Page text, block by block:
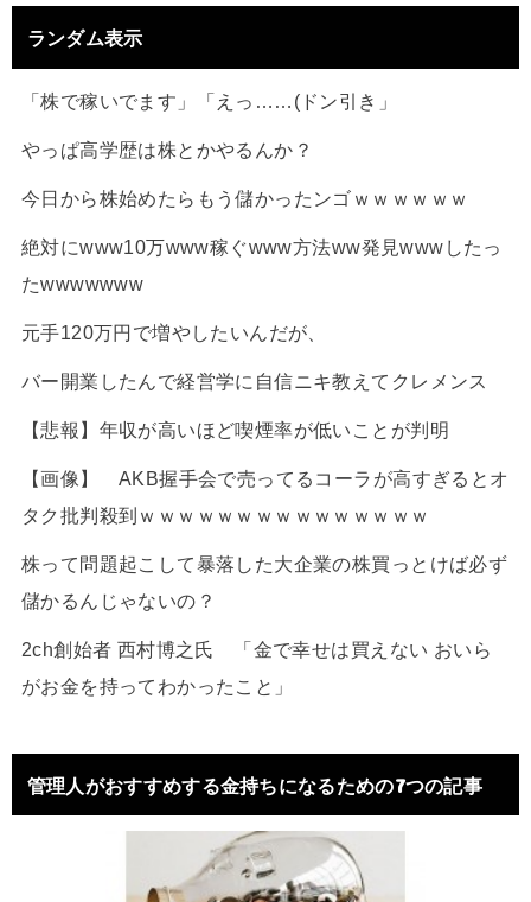
ランダム表示
「株で稼いでます」「えっ……(ドン引き」
やっぱ高学歴は株とかやるんか？
今日から株始めたらもう儲かったンゴｗｗｗｗｗｗ
絶対にwww10万www稼ぐwww方法ww発見wwwしたっ
たwwwwwww
元手120万円で増やしたいんだが、
バー開業したんで経営学に自信ニキ教えてクレメンス
【悲報】年収が高いほど喫煙率が低いことが判明
【画像】 AKB握手会で売ってるコーラが高すぎるとオ
タク批判殺到ｗｗｗｗｗｗｗｗｗｗｗｗｗｗｗ
株って問題起こして暴落した大企業の株買っとけば必ず
儲かるんじゃないの？
2ch創始者 西村博之氏 「金で幸せは買えない おいら
がお金を持ってわかったこと」
管理人がおすすめする金持ちになるための7つの記事